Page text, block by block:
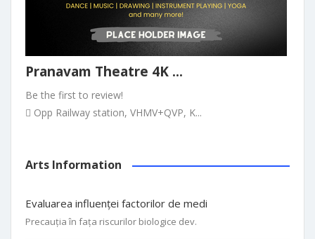
Pranavam Theatre 4K ...
Be the first to review!
Opp Railway station, VHMV+QVP, K...
Arts Information
Evaluarea influenței factorilor de medi
Precauția în fața riscurilor biologice dev.